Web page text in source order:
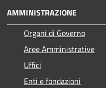
AMMINISTRAZIONE
Organi di Governo
Aree Amministrative
Uffici
Enti e fondazioni